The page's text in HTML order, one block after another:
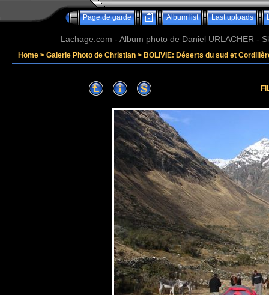
Page de garde Album list Last uploads
Lachage.com - Album photo de Daniel URLACHER -
Home > Galerie Photo de Christian > BOLIVIE: Déserts du sud et